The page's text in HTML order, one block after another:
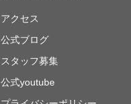
アクセス
公式ブログ
スタッフ募集
公式youtube